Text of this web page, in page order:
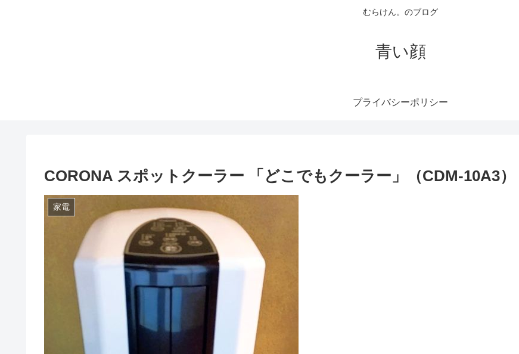
むらけん。のブログ
青い顔
プライバシーポリシー
CORONA スポットクーラー 「どこでもクーラー」（CDM-10A3）
家電